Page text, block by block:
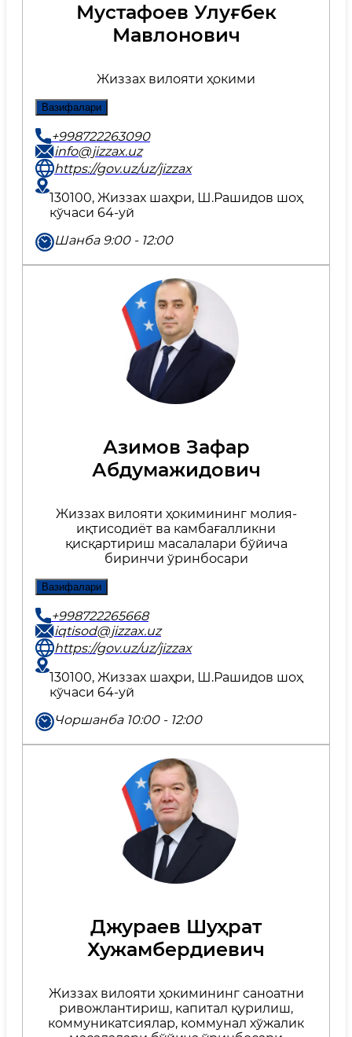
Мустафоев Улуғбек
Мавлонович
Жиззах вилояти ҳокими
Вазифалари
+998722263090
info@jizzax.uz
https://gov.uz/uz/jizzax
130100, Жиззах шаҳри, Ш.Рашидов шоҳ
кўчаси 64-уй
Шанба 9:00 - 12:00
Азимов Зафар
Абдумажидович
Жиззах вилояти ҳокимининг молия-
иқтисодиёт ва камбағалликни
қисқартириш масалалари бўйича
биринчи ўринбосари
Вазифалари
+998722265668
iqtisod@jizzax.uz
https://gov.uz/uz/jizzax
130100, Жиззах шаҳри, Ш.Рашидов шоҳ
кўчаси 64-уй
Чоршанба 10:00 - 12:00
Джураев Шуҳрат
Хужамбердиевич
Жиззах вилояти ҳокимининг саноатни
ривожлантириш, капитал қурилиш,
коммуникатсиялар, коммунал хўжалик